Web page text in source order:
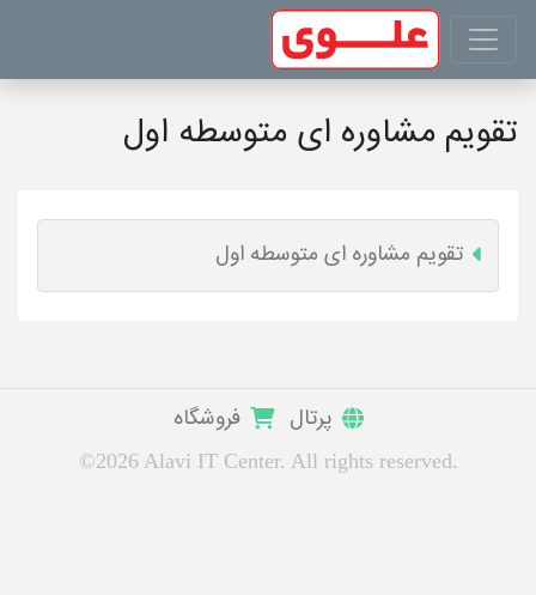
تقویم مشاوره ای متوسطه اول
تقویم مشاوره ای متوسطه اول
پرتال فروشگاه
©2026 Alavi IT Center. All rights reserved.